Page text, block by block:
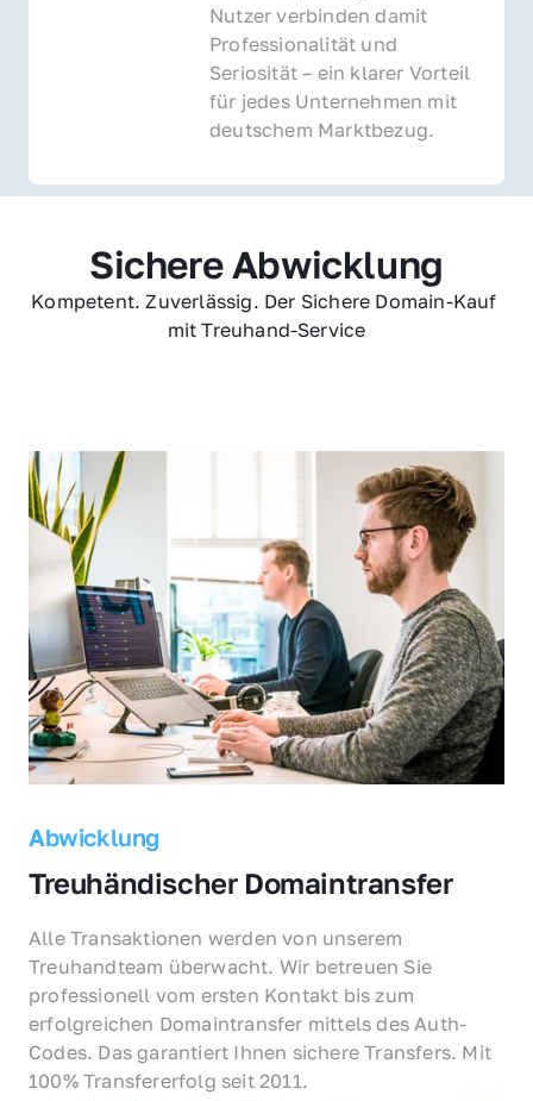
Nutzer verbinden damit
Professionalität und
Seriosität – ein klarer Vorteil
für jedes Unternehmen mit
deutschem Marktbezug.
Sichere Abwicklung
Kompetent. Zuverlässig. Der Sichere Domain-Kauf
mit Treuhand-Service
Abwicklung
Treuhändischer Domaintransfer
Alle Transaktionen werden von unserem
Treuhandteam überwacht. Wir betreuen Sie
professionell vom ersten Kontakt bis zum
erfolgreichen Domaintransfer mittels des Auth-
Codes. Das garantiert Ihnen sichere Transfers. Mit
100% Transfererfolg seit 2011.